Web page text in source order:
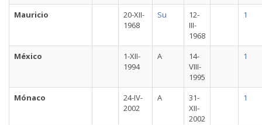
Mauricio
20-XII-
1968
Su
12-
III-
1968
1
México
1-XII-
1994
A
14-
VIII-
1995
1
Mónaco
24-IV-
2002
A
31-
XII-
2002
1